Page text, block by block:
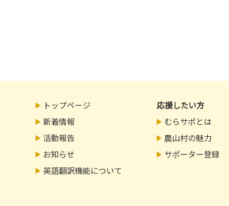
トップページ
新着情報
活動報告
お知らせ
英語翻訳機能について
応援したい方
むらサポとは
農山村の魅力
サポーター登録